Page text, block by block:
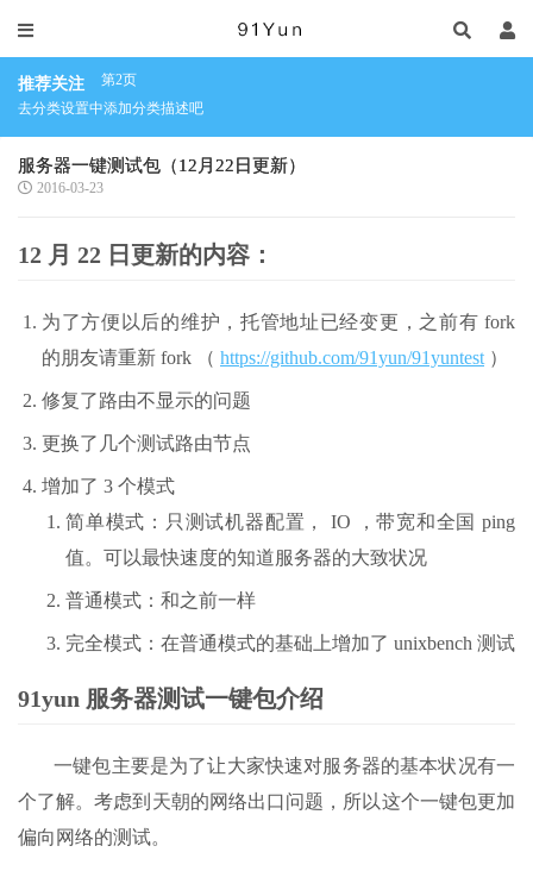
推荐关注
第2页
去分类设置中添加分类描述吧
服务器一键测试包（12月22日更新）
2016-03-23
12 月 22 日更新的内容：
为了方便以后的维护，托管地址已经变更，之前有 fork
的朋友请重新 fork （ https://github.com/91yun/91yuntest ）
修复了路由不显示的问题
更换了几个测试路由节点
增加了 3 个模式
简单模式：只测试机器配置， IO ，带宽和全国 ping
值。可以最快速度的知道服务器的大致状况
普通模式：和之前一样
完全模式：在普通模式的基础上增加了 unixbench 测试
91yun 服务器测试一键包介绍
一键包主要是为了让大家快速对服务器的基本状况有一
个了解。考虑到天朝的网络出口问题，所以这个一键包更加
偏向网络的测试。